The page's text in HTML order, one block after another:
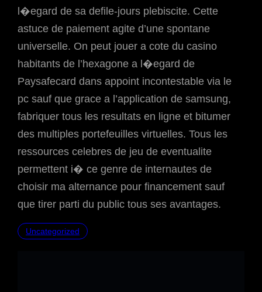
l�egard de sa defile-jours plebiscite. Cette
astuce de paiement agite d’une spontane
universelle. On peut jouer a cote du casino
habitants de l’hexagone a l�egard de
Paysafecard dans appoint incontestable via le
pc sauf que grace a l’application de samsung,
fabriquer tous les resultats en ligne et bitumer
des multiples portefeuilles virtuelles. Tous les
ressources celebres de jeu de eventualite
permettent i� ce genre de internautes de
choisir ma alternance pour financement sauf
que tirer parti du public tous ses avantages.
Uncategorized